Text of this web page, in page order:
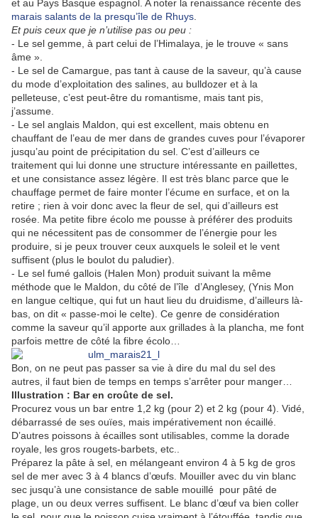
et au Pays Basque espagnol. A noter la renaissance récente des
marais salants de la presqu’île de Rhuys
Et puis ceux que je n’utilise pas ou peu :
- Le sel gemme, à part celui de l’Himalaya, je le trouve « sans
âme ».
- Le sel de Camargue, pas tant à cause de la saveur, qu’à cause
du mode d’exploitation des salines, au bulldozer et à la
pelleteuse, c’est peut-être du romantisme, mais tant pis,
j’assume.
- Le sel anglais Maldon, qui est excellent, mais obtenu en
chauffant de l’eau de mer dans de grandes cuves pour l’évaporer
jusqu’au point de précipitation du sel. C’est d’ailleurs ce
traitement qui lui donne une structure intéressante en paillettes,
et une consistance assez légère. Il est très blanc parce que le
chauffage permet de faire monter l’écume en surface, et on la
retire ; rien à voir donc avec la fleur de sel, qui d’ailleurs est
rosée. Ma petite fibre écolo me pousse à préférer des produits
qui ne nécessitent pas de consommer de l’énergie pour les
produire, si je peux trouver ceux auxquels le soleil et le vent
suffisent (plus le boulot du paludier).
- Le sel fumé gallois (Halen Mon) produit suivant la même
méthode que le Maldon, du côté de l’île d’Anglesey, (Ynis Mon
en langue celtique, qui fut un haut lieu du druidisme, d’ailleurs là-
bas, on dit « passe-moi le celte). Ce genre de considération
comme la saveur qu’il apporte aux grillades à la plancha, me font
parfois mettre de côté la fibre écolo…
Bon, on ne peut pas passer sa vie à dire du mal du sel des
autres, il faut bien de temps en temps s’arrêter pour manger…
Illustration : Bar en croûte de sel.
Procurez vous un bar entre 1,2 kg (pour 2) et 2 kg (pour 4). Vidé,
débarrassé de ses ouïes, mais impérativement non écaillé.
D’autres poissons à écailles sont utilisables, comme la dorade
royale, les gros rougets-barbets, etc..
Préparez la pâte à sel, en mélangeant environ 4 à 5 kg de gros
sel de mer avec 3 à 4 blancs d’œufs. Mouiller avec du vin blanc
sec jusqu’à une consistance de sable mouillé pour pâté de
plage, un ou deux verres suffisent. Le blanc d’œuf va bien coller